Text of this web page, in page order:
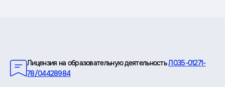
Лицензия на образовательную деятельностьЛ035-01271-
78/04428984